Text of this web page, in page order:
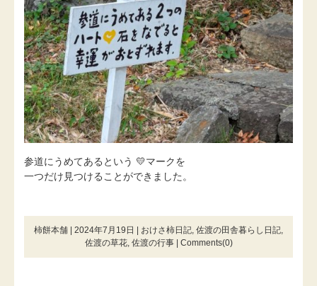
参道にうめてあるという 💛マークを
一つだけ見つけることができました。
柿餅本舗 | 2024年7月19日 | おけさ柿日記, 佐渡の田舎暮らし日記,
佐渡の草花, 佐渡の行事| Comments(0)